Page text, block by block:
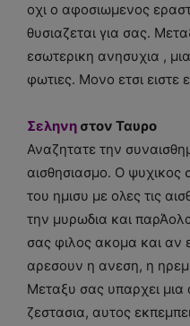
οχι ο αφοσιωμενος
θυσιαζεται για σας.
εσωτερικη ανησυχια ,
φωτιες. Μονο ετσι ειστε
Σεληνη στον Ταυρο
Αναζητατε την
αισθησιασμο. Ο ψυχικος
του ημισυ με ολες τις
την μυρωδια και
σας φιλος ακομα και αν
αρεσουν η ανεση, η
Μεταξυ σας υπαρχει
ζεστασια, αυτος